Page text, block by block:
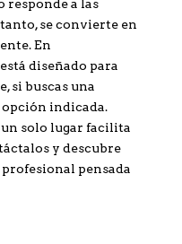
responde a las
se convierte en
En
diseñado para
si buscas una
opción indicada.
solo lugar facilita
y descubre
pensada